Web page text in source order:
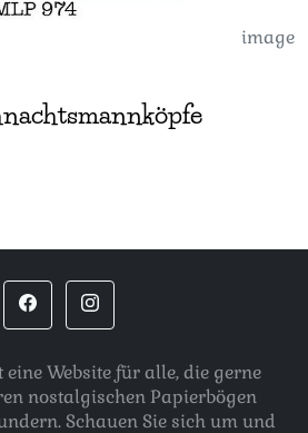
image
Website für alle, die gerne
nostalgischen Papierbögen
Schauen Sie sich um und